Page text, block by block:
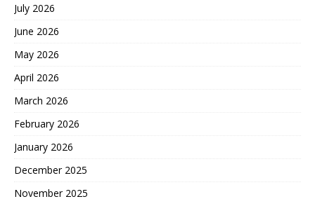
July 2026
June 2026
May 2026
April 2026
March 2026
February 2026
January 2026
December 2025
November 2025